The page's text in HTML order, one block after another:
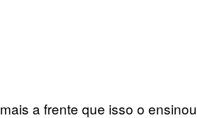
a frente que isso o ensinou